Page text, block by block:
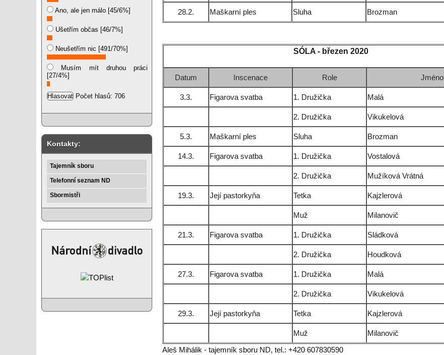
Ano, ale jen málo [45/6%]
Ušetřím občas [46/7%]
Neušetřím nic [491/70%]
Musím mít druhou práci
[27/4%]
Počet hlasů: 706
Kontakty:
Tajemník sboru
Telefonní seznam ND
Sbormistři
28.2. Maškarní ples Sluha Brozman
SÓLA - březen 2020
Datum Inscenace Role Jméno
3.3. Figarova svatba 1. Družička Malá
2. Družička Vikukelová
5.3. Maškarní ples Sluha Brozman
14.3. Figarova svatba 1. Družička Vostalová
2. Družička Mužíková Vrátná
19.3. Její pastorkyňa Tetka Kajzlerová
Muž Milanovič
21.3. Figarova svatba 1. Družička Sládková
2. Družička Houdková
27.3. Figarova svatba 1. Družička Malá
2. Družička Vikukelová
29.3. Její pastorkyňa Tetka Kajzlerová
Muž
Milanovič
Aleš Mihálik - tajemník sboru ND, tel.: +420 607830590